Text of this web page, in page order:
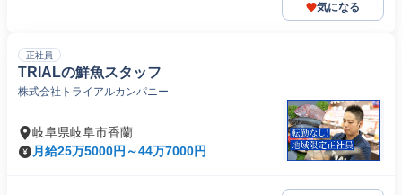
気になる
正社員
TRIALの鮮魚スタッフ
株式会社トライアルカンパニー
岐阜県岐阜市香蘭
月給25万5000円～44万7000円